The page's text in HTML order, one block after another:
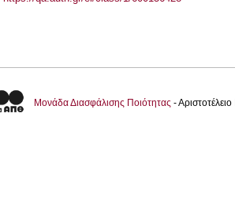
Μονάδα Διασφάλισης Ποιότητας -